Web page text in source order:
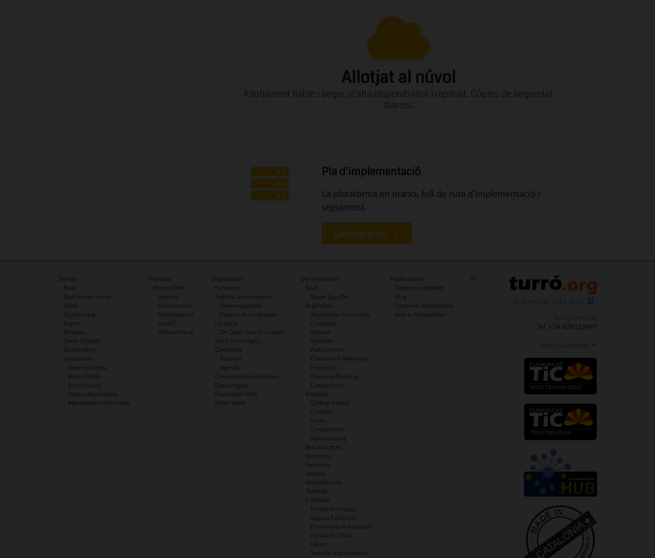
Allotjat al núvol
Pla d'implementació
La plataforma en marxa, full de ruta d'implementació i
seguiment.
Consulti el pla
Serveis
BaaS
BaaS Home Server
Email
Outsourcing
Suport
Sinergies
Casos d'Estudi
Distribuïdors
Incubadora
Anem per feina
BaaS DEMO
El més social
Gestor de projectes
Manteniment informàtic
Projectes
Project Desk
Android
Comunicació
Desplegament
JavaEE
Object Pascal
Organització
Fundació
Treballa amb nosaltres
Desenvolupador
Creació de continguts
Llicència
ZK Open Source License
Socis Tecnològics
Calendaris
Activitat
Agenda
Convocatòries públiques
Descàrregues
Foundation Hub
Notes legals
Documentació
BaaS
Single Sign On
BrightSide
Application Framework
Contactes
Adjunts
Dossiers
Publicacions
Customer Relationship
Financials
Resource Planning
Components
Elephant
Getting started
Content
Users
Components
Administering
Best Practices
Processos
Feedback
Javadoc
Dependencies
Tutorials
Fundació
Fundació i Imperi
Segona Fundació
Els limits de la Fundació
Fundació i Terra
Valors
Treballa amb nosaltres
Publicacions
Totes les categories
Blog
Customer Relationship
New & Noteworthy
© turro.org, 2011-2024
lluis@turro.org
Tel. +34 609323947
Select Language